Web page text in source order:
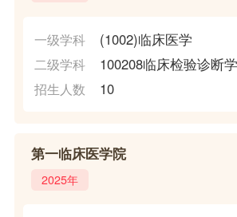
一级学科 (1002)临床医学
二级学科 100208临床检验诊断学
招生人数 10
第一临床医学院
2025年